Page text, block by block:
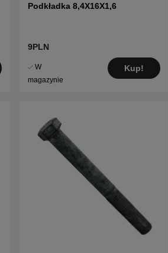
Podkładka 8,4X16X1,6
9PLN
W
magazynie
Kup!